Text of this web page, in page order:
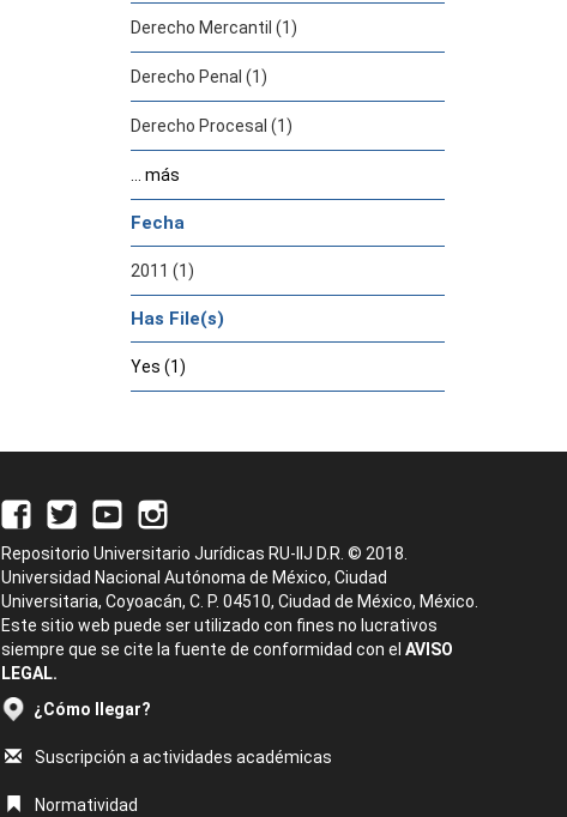
Derecho Mercantil (1)
Derecho Penal (1)
Derecho Procesal (1)
... más
Fecha
2011 (1)
Has File(s)
Yes (1)
Repositorio Universitario Jurídicas RU-IIJ D.R. © 2018.
Universidad Nacional Autónoma de México, Ciudad
Universitaria, Coyoacán, C. P. 04510, Ciudad de México, México.
Este sitio web puede ser utilizado con fines no lucrativos
siempre que se cite la fuente de conformidad con el AVISO
LEGAL.
¿Cómo llegar?
Suscripción a actividades académicas
Normatividad